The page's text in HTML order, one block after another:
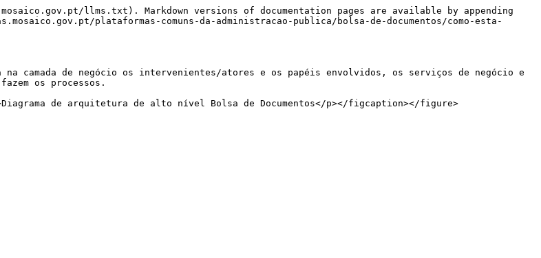
llms.txt). Markdown versions of documentation pages are available by appending
plataformas-comuns-da-administracao-publica/bolsa-de-documentos/como-esta-
na camada de negócio os intervenientes/atores e os papéis envolvidos, os serviços de negócio e
os processos.